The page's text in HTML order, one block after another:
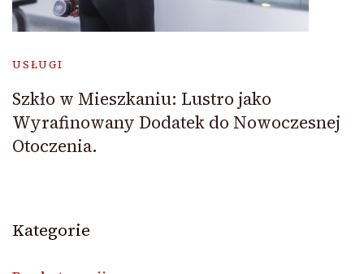
USŁUGI
Szkło w Mieszkaniu: Lustro jako
Wyrafinowany Dodatek do Nowoczesnej
Otoczenia.
Kategorie